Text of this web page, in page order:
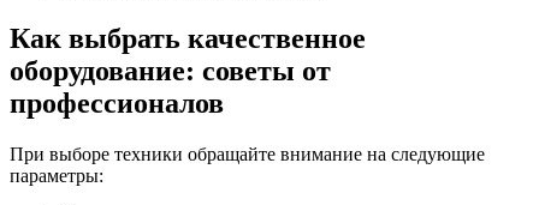
Как выбрать качественное
оборудование: советы от
профессионалов
При выборе техники обращайте внимание на следующие
параметры: